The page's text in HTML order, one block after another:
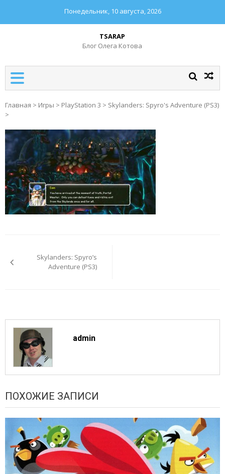
Понедельник, 10 августа, 2026
TSARAP
Блог Олега Котова
Главная > Игры > PlayStation 3 > Skylanders: Spyro's Adventure (PS3)
>
записямSkylanders: Spyro’s
Adventure (PS3)
admin
ПОХОЖИЕ ЗАПИСИ